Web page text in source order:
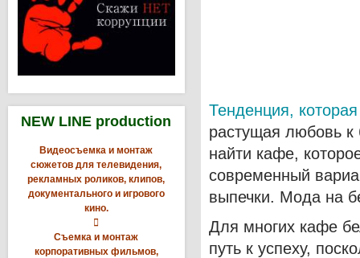
NEW LINE production
Видеосъемка и монтаж
сюжетов для телевидения,
рекламных роликов, клипов,
документального и игрового
кино.

Съемка и монтаж
корпоративных фильмов,
Тенденция,
растущая любовь
найти кафе,
современный
выпечки. Мода на
Для многих кафе
путь к успеху,